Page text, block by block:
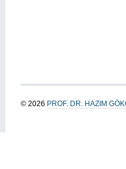
© 2026 PROF. DR. HAZIM